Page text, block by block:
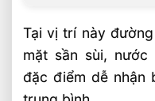
Tại vị trí này
mặt sần sùi,
đặc điểm dễ nhận